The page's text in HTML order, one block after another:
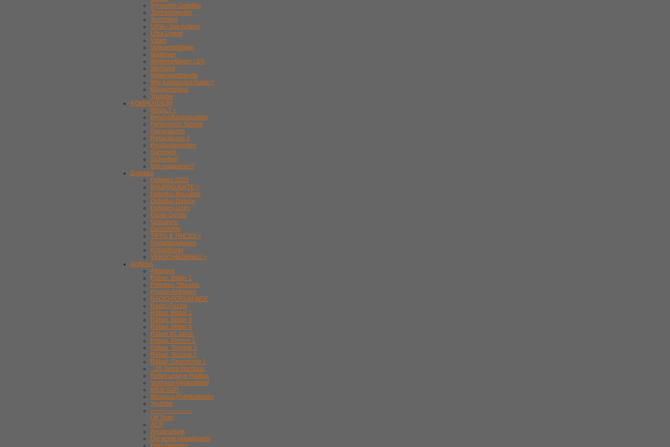
Synchron-Detektor
Tonbandgeräte
Tonmöbel
UKW - Der Anfang
Ultra-Linear
Video
Volksempfänger
Walkman
Weltempfänger / DX
Werbung
Widerstandskode
Wie funktioniert Radio?
Wissensstand
Youtube
KOMPENDIUM
INHALT >
Beschaffungsquellen
Fehlersuch-Tabelle
Reparaturen
Reparaturen 2
Restaurierungen
Sammeln
Sicherheit
Wie reparieren?
Detektor
Detektor 2022
BAUPROJEKTE >
Detektor-Bausätze
Detektor-Galerie
Detektor-Links
Gäste-Geräte
Gollodyne
Geschichte
TIPPS & TRICKS >
Kristalldetekoren
Kristallhörer
VERSCHIEDENES >
Anderes
Altamont
Rätsel. Bilder 1
Flatrates, Streams
Presse-Anfragen
RADIO-FORUM WGF
Radio-Puzzle
Rätsel. Bilder 2
Rätsel. Bilder 3
Rätsel. Bilder 4
Rätsel 90 Jahre
Rätsel. Person 1
Rätsel. Technik 1
Rätsel. Technik 2
Rätsel. Geschichte 1
.. 25 Jahre Wumpus
Rettet-unsere-Radios
Voxhaus-Gedenktafel
WEB-SDR
Wumpus-Publikationen
Youtube
---------------------
Off Topic
ACR
Amateurfunk
Die echte Havelquelle
Foto-Galerien